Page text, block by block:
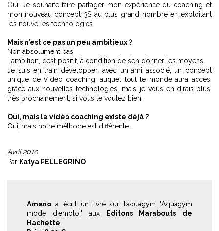
Oui. Je souhaite faire partager mon expérience du coaching et
mon nouveau concept 3S au plus grand nombre en exploitant
les nouvelles technologies
Mais n’est ce pas un peu ambitieux ?
Non absolument pas.
L’ambition, c’est positif, à condition de s’en donner les moyens.
Je suis en train développer, avec un ami associé, un concept
unique de Vidéo coaching, auquel tout le monde aura accès,
grâce aux nouvelles technologies, mais je vous en dirais plus,
très prochainement, si vous le voulez bien.
Oui, mais le vidéo coaching existe déjà ?
Oui, mais notre méthode est différente.
Avril 2010
Par Katya PELLEGRINO
Amano a écrit un livre sur l’aquagym "Aquagym
mode d’emploi" aux
Editons Marabouts de
Hachette